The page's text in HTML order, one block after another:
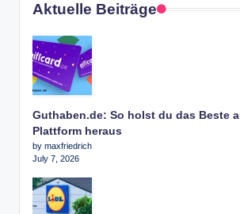
Aktuelle Beiträge
Guthaben.de: So holst du das Beste
Plattform heraus
by maxfriedrich
July 7, 2026